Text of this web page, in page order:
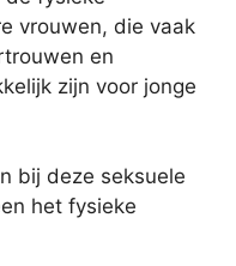
vrouwen, die vaak
en
zijn voor jonge
bij deze seksuele
het fysieke